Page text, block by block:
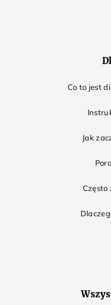
Co to jest
Jak